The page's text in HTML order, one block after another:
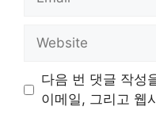
Website
다음 번 댓글 작성
이메일, 그리고 웹